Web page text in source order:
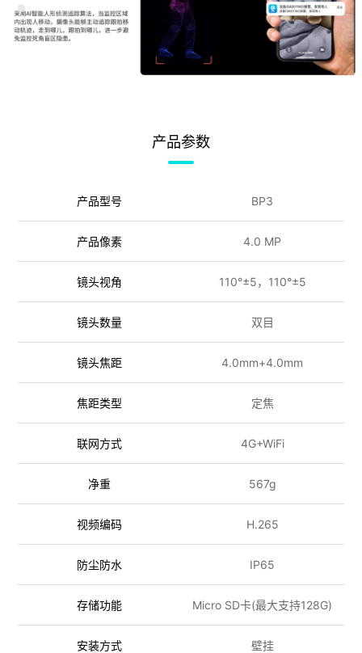
产品参数
产品型号 BP3
产品像素 4.0 MP
镜头视角 110°±5，110°±5
镜头数量 双目
镜头焦距 4.0mm+4.0mm
焦距类型 定焦
联网方式 4G+WiFi
净重 567g
视频编码 H.265
防尘防水 IP65
存储功能 Micro SD卡(最大支持128G)
安装方式 壁挂